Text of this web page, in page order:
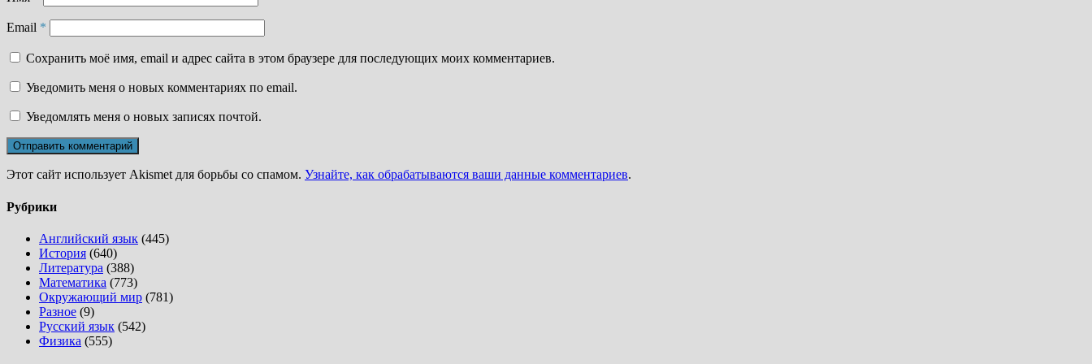
Email *
Сохранить моё имя, email и адрес сайта в этом браузере для последующих моих комментариев.
Уведомить меня о новых комментариях по email.
Уведомлять меня о новых записях почтой.
Этот сайт использует Akismet для борьбы со спамом. Узнайте, как обрабатываются ваши данные комментариев.
Рубрики
Английский язык (445)
История (640)
Литература (388)
Математика (773)
Окружающий мир (781)
Разное (9)
Русский язык (542)
Физика (555)